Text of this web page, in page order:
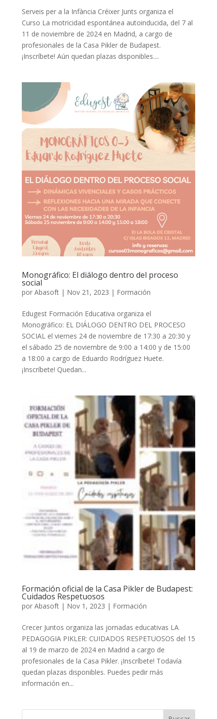
Serveis per a la Infància Créixer Junts organiza el
Curso La motricidad espontánea autoinducida, del 7 al
11 de noviembre de 2024 en Madrid, a cargo de
profesionales de la Casa Pikler de Budapest.
¡Inscríbete! Aún quedan plazas disponibles....
Monográfico: El diálogo dentro del proceso
social
por Abasoft| Nov 21, 2023 | Formación
Edugest Formación Educativa organiza el
Monográfico: EL DIÁLOGO DENTRO DEL PROCESO
SOCIAL el viernes 24 de noviembre de 17:30 a 20:30 y
el sábado 25 de noviembre de 9:00 a 14:00 y de 15:00
a 18:00 a cargo de Eduardo Rodríguez Huete.
¡Inscríbete! Quedan...
Formación oficial de la Casa Pikler de Budapest:
Cuidados Respetuosos
por Abasoft| Nov 1, 2023 | Formación
Crecer Juntos organiza las jornadas educativas LA
PEDAGOGIA PIKLER: CUIDADOS RESPETUOSOS del 15
al 19 de marzo de 2024 en Madrid a cargo de
profesionales de la Casa Pikler. ¡Inscríbete! Todavía
quedan plazas disponibles. Puedes pedir más
información en...